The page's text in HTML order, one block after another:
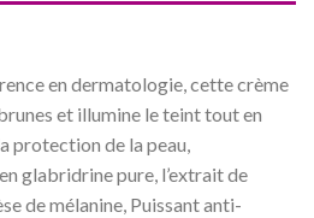
en dermatologie, cette crème
et illumine le teint tout en
protection de la peau,
glabridrine pure, l’extrait de
de mélanine, Puissant anti-